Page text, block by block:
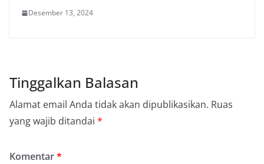
Desember 13, 2024
Tinggalkan Balasan
Alamat email Anda tidak akan dipublikasikan. Ruas
yang wajib ditandai *
Komentar*